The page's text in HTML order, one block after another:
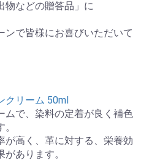
物などの贈答品」に
ンで皆様にお喜びいただいて
クリーム 50ml
で、染料の定着が良く補色
高く、革に対する、栄養効
あります。